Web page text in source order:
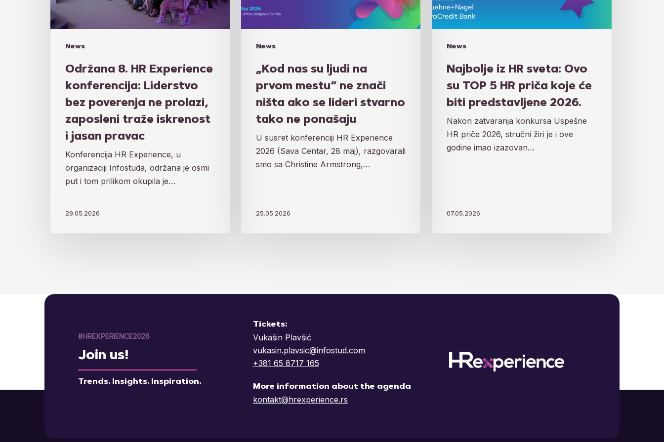
News
poverenja
ne
prolazi,
zaposleni
iskrenost
pravac
Održana 8. HR Experience
konferencija: Liderstvo
bez poverenja ne prolazi,
zaposleni traže iskrenost
i jasan pravac
Konferencija HR Experience, u
organizaciji Infostuda, održana je osmi
put i tom prilikom okupila je…
29.05.2026
News
ne
znači
ništa
lideri
stvarno
tako
ponašaju
„Kod nas su ljudi na
prvom mestu“ ne znači
ništa ako se lideri stvarno
tako ne ponašaju
U susret konferenciji HR Experience
2026 (Sava Centar, 28 maj), razgovarali
smo sa Christine Armstrong,…
25.05.2026
News
5
HR
priča
predstavljene
Najbolje iz HR sveta: Ovo
su TOP 5 HR priča koje će
biti predstavljene 2026.
Nakon zatvaranja konkursa Uspešne
HR priče 2026, stručni žiri je i ove
godine imao izazovan…
07.05.2026
#HREXPERIENCE2026
Join us!
Trends. Insights. Inspiration.
Tickets:
Vukašin Plavšić
vukasin.plavsic@infostud.com
+381 65 8717 165
More information about the agenda
kontakt@hrexperience.rs